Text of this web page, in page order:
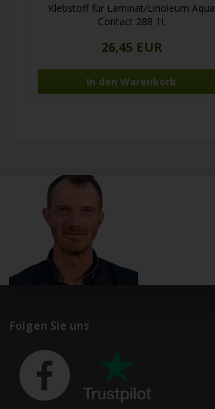
Klebstoff für Laminat/Linoleum Aqua
Contact 288 1l.
26,45 EUR
Folgen Sie uns